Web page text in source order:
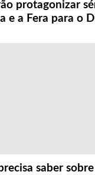
protagonizar
e a Fera para o
saber